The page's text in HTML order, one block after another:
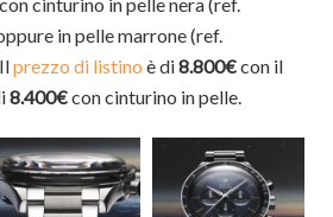
cinturino in pelle nera (ref.
in pelle marrone (ref.
prezzo di listino è di8.800€con il
8.400€con cinturino in pelle.